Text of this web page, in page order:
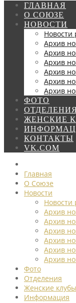
ГЛАВНАЯ
О СОЮЗЕ
НОВОСТИ
Новости
Архив
Архив
Архив
Архив
Архив
Архив
ФОТО
ОТДЕЛЕНИЯ
ЖЕНСКИЕ
КОНТАКТЫ
VK.COM
Главная
О Союзе
Новости
Новости
Архив
Архив
Архив
Архив
Архив
Архив
Фото
Отделения
Женские клубы
Информация